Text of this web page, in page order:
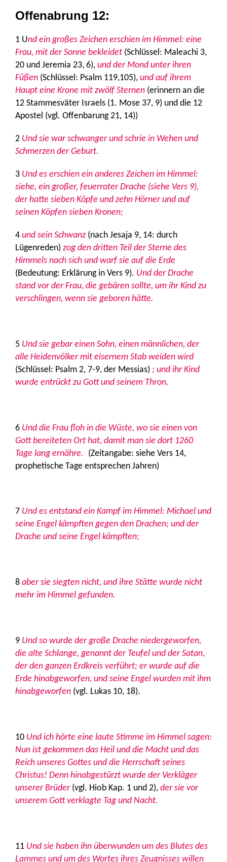
Offenabrung 12:
1 Und ein großes Zeichen erschien im Himmel: eine
Frau, mit der Sonne bekleidet (Schlüssel: Maleachi 3,
20 und Jeremia 23, 6), und der Mond unter ihren
Füßen (Schlüssel: Psalm 119,105), und auf ihrem
Haupt eine Krone mit zwölf Sternen (erinnern an die
12 Stammesväter Israels (1. Mose 37, 9) und die 12
Apostel (vgl. Offenbarung 21, 14))
2 Und sie war schwanger und schrie in Wehen und
Schmerzen der Geburt.
3 Und es erschien ein anderes Zeichen im Himmel:
siehe, ein großer, feuerroter Drache (siehe Vers 9),
der hatte sieben Köpfe und zehn Hörner und auf
seinen Köpfen sieben Kronen;
4 und sein Schwanz (nach Jesaja 9, 14: durch
Lügenreden) zog den dritten Teil der Sterne des
Himmels nach sich und warf sie auf die Erde
(Bedeutung: Erklärung in Vers 9). Und der Drache
stand vor der Frau, die gebären sollte, um ihr Kind zu
verschlingen, wenn sie geboren hätte.
5 Und sie gebar einen Sohn, einen männlichen, der
alle Heidenvölker mit eisernem Stab weiden wird
(Schlüssel: Psalm 2, 7-9, der Messias) ; und ihr Kind
wurde entrückt zu Gott und seinem Thron.
6 Und die Frau floh in die Wüste, wo sie einen von
Gott bereiteten Ort hat, damit man sie dort 1260
Tage lang ernähre.
(Zeitangabe: siehe Vers 14,
prophetische Tage entsprechen Jahren)
7 Und es entstand ein Kampf im Himmel: Michael und
seine Engel kämpften gegen den Drachen; und der
Drache und seine Engel kämpften;
8 aber sie siegten nicht, und ihre Stätte wurde nicht
mehr im Himmel gefunden.
9 Und so wurde der große Drache niedergeworfen,
die alte Schlange, genannt der Teufel und der Satan,
der den ganzen Erdkreis verführt; er wurde auf die
Erde hinabgeworfen, und seine Engel wurden mit ihm
hinabgeworfen (vgl. Lukas 10, 18).
10 Und ich hörte eine laute Stimme im Himmel sagen:
Nun ist gekommen das Heil und die Macht und das
Reich unseres Gottes und die Herrschaft seines
Christus! Denn hinabgestürzt wurde der Verkläger
unserer Brüder (vgl. Hiob Kap. 1 und 2), der sie vor
unserem Gott verklagte Tag und Nacht.
11 Und sie haben ihn überwunden um des Blutes des
Lammes und um des Wortes ihres Zeugnisses willen